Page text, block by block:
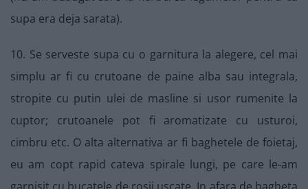
supa era deja sarata).
10. Se serveste supa cu o garnitura la alegere, cel mai
simplu ar fi cu crutoane de paine alba sau integrala,
stropite cu putin ulei de masline si usor rumenite la
cuptor; crutoanele pot fi aromatizate cu usturoi,
cimbru etc. O alta alternativa ar fi baghetele de foietaj,
eu am copt rapid cateva spirale lungi, pe care le-am